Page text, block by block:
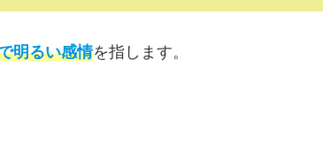
明るい感情を指します。